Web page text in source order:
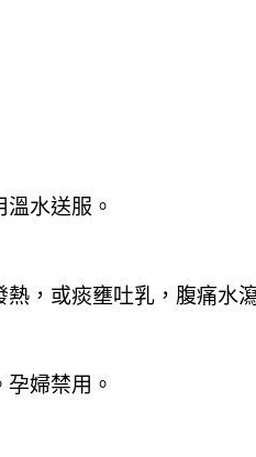
水送服。
，或痰壅吐乳，腹痛水
婦禁用。